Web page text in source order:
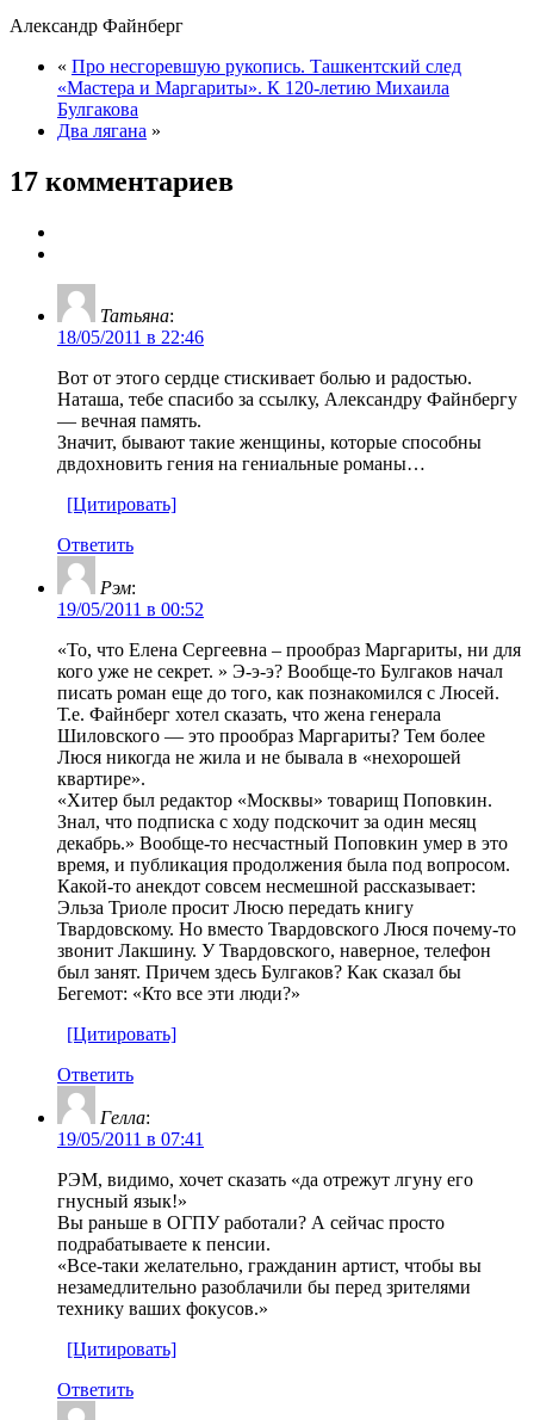
Александр Файнберг
« Про несгоревшую рукопись. Ташкентский след
«Мастера и Маргариты». К 120-летию Михаила
Булгакова
Два лягана »
17 комментариев
Татьяна:
18/05/2011 в 22:46
Вот от этого сердце стискивает болью и радостью.
Наташа, тебе спасибо за ссылку, Александру Файнбергу
— вечная память.
Значит, бывают такие женщины, которые способны
двдохновить гения на гениальные романы…
[Цитировать]
Ответить
Рэм:
19/05/2011 в 00:52
«То, что Елена Сергеевна – прообраз Маргариты, ни для
кого уже не секрет. » Э-э-э? Вообще-то Булгаков начал
писать роман еще до того, как познакомился с Люсей.
Т.е. Файнберг хотел сказать, что жена генерала
Шиловского — это прообраз Маргариты? Тем более
Люся никогда не жила и не бывала в «нехорошей
квартире».
«Хитер был редактор «Москвы» товарищ Поповкин.
Знал, что подписка с ходу подскочит за один месяц
декабрь.» Вообще-то несчастный Поповкин умер в это
время, и публикация продолжения была под вопросом.
Какой-то анекдот совсем несмешной рассказывает:
Эльза Триоле просит Люсю передать книгу
Твардовскому. Но вместо Твардовского Люся почему-то
звонит Лакшину. У Твардовского, наверное, телефон
был занят. Причем здесь Булгаков? Как сказал бы
Бегемот: «Кто все эти люди?»
[Цитировать]
Ответить
Гелла:
19/05/2011 в 07:41
РЭМ, видимо, хочет сказать «да отрежут лгуну его
гнусный язык!»
Вы раньше в ОГПУ работали? А сейчас просто
подрабатываете к пенсии.
«Все-таки желательно, гражданин артист, чтобы вы
незамедлительно разоблачили бы перед зрителями
технику ваших фокусов.»
[Цитировать]
Ответить